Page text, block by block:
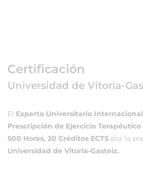
Certificación
Universidad de Vitoria-
El Experto Universitario
Prescripción de Ejercicio Terapéutico
500 Horas, 20 Créditos ECTS por la
Universidad de Vitoria-Gasteiz.